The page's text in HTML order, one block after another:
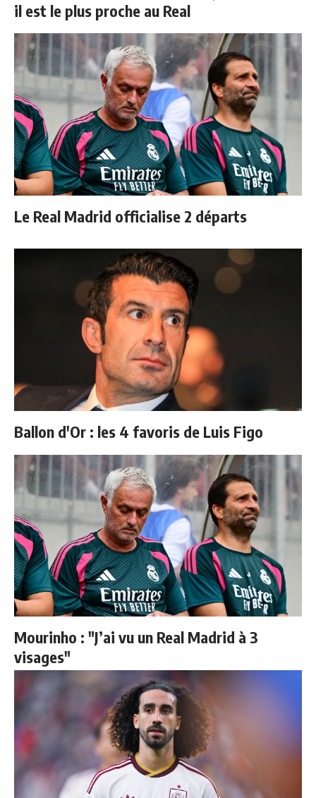
il est le plus proche au Real
Le Real Madrid officialise 2 départs
Ballon d'Or : les 4 favoris de Luis Figo
Mourinho : "J’ai vu un Real Madrid à 3
visages"